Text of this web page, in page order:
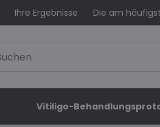
Ihre Ergebnisse Die am
Vitiligo-